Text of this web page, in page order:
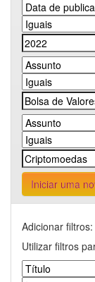
Iniciar uma
Adicionar filtros:
Utilizar filtros